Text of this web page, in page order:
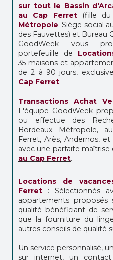
sur tout le Bassin
au Cap Ferret
(fille
Métropole. Siège social
des Fauvettes) et Bureau
GoodWeek vous
portefeuille de
35 maisons et
de 2 à 90 jours,
Cap Ferret.
Transactions Achat
L'équipe GoodWeek
ou effectue des
Bordeaux Métropole,
Ferret, Arès, Andernos,
avec une parfaite maîtrise
au Cap Ferret.
Locations de
Ferret : Sélectionnés
appartements
qualité bénéficiant de
que la fourniture du
autres conseils de qualité
Un service personnalisé,
sur internet, un